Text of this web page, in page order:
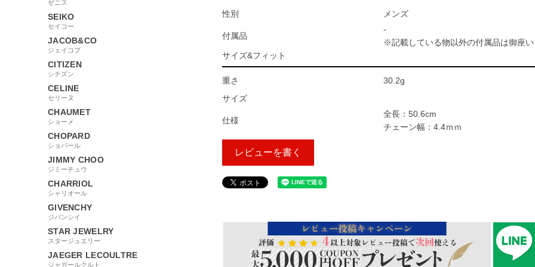
ゼニス
SEIKO
セイコー
JACOB&CO
ジェイコブ
CITIZEN
シチズン
CELINE
セリーヌ
CHAUMET
ショーメ
CHOPARD
ショパール
JIMMY CHOO
ジミーチュウ
CHARRIOL
シャリオール
GIVENCHY
ジバンシイ
STAR JEWELRY
スタージュエリー
JAEGER LECOULTRE
ジャガールクルト
性別
メンズ
付属品
-
※記載している物以外の付属品は御座
サイズ&フィット
重さ
30.2g
サイズ
仕様
全長：50.6cm
チェーン幅：4.4ｍｍ
レビューを書く